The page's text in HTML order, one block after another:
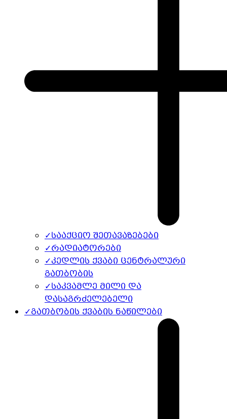
✓სააქციო შეთავაზებები
✓რადიატორები
✓კედლის ქვაბი ცენტრალური
გათბობის
✓საკვამლე მილი და
დასაგრძელებელი
✓გათბობის ქვაბის ნაწილები